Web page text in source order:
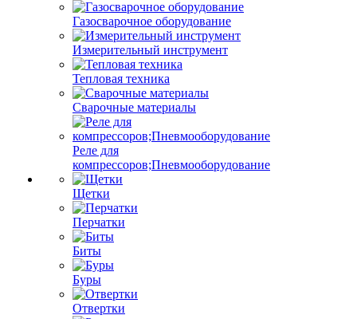
Газосварочное оборудование
Измерительный инструмент
Тепловая техника
Сварочные материалы
Реле для
компрессоров;Пневмооборудование
Щетки
Перчатки
Биты
Буры
Отвертки